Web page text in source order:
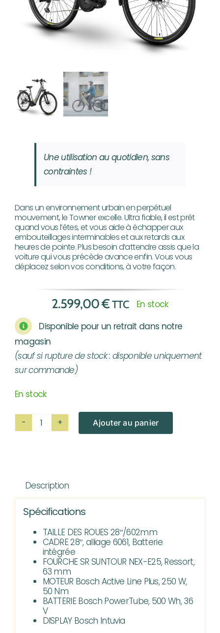
Une utilisation au quotidien, sans
contraintes !
Dans un environnement urbain en perpétuel
mouvement, le Towner excelle. Ultra fiable, il est prêt
quand vous l’êtes, et vous aide à échapper aux
embouteillages interminables et aux retards aux
heures de pointe. Plus besoin d’attendre assis que la
voiture qui vous précède avance enfin. Vous vous
déplacez selon vos conditions, à votre façon.
2.599,00€TTC
En stock
Disponible pour un retrait dans notre
magasin
(sauf si rupture de stock : disponible uniquement
sur commande)
En stock
quantité
Towner
2
Wave
28"
xM
9S
Tektro
Ajouter au panier
Description
Spécifications
TAILLE DES ROUES 28″/602mm
CADRE28″, alliage 6061, Batterie
intégrée
FOURCHESR SUNTOUR NEX-E25, Ressort,
63 mm
MOTEUR Bosch Active Line Plus, 250 W,
50 Nm
BATTERIE Bosch PowerTube, 500 Wh, 36
V
DISPLAY Bosch Intuvia